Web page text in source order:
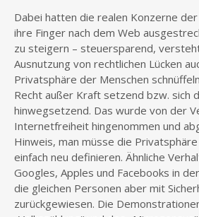
Dabei hatten die realen Konzerne
ihre Finger nach dem Web
zu steigern – steuersparend,
Ausnutzung von rechtlichen Lücken
Privatsphäre der Menschen
Recht außer Kraft setzend bzw. sich
hinwegsetzend. Das wurde von der
Internetfreiheit hingenommen und
Hinweis, man müsse die
einfach neu definieren. Ähnliche
Googles, Apples und Facebooks in
die gleichen Personen aber mit
zurückgewiesen. Die